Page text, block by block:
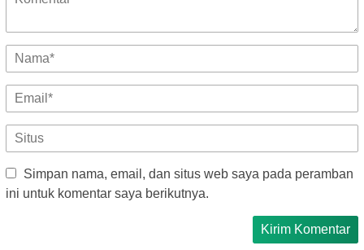
Simpan nama, email, dan situs web saya pada peramban
ini untuk komentar saya berikutnya.